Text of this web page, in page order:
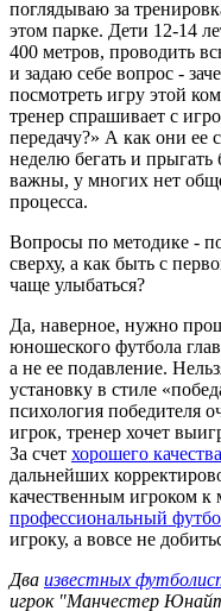
поглядываю за
этом парке. Дети 12-14
400 метров, проводить
и задаю себе вопрос -
посмотреть игру этой
тренер спрашивает с
передачу?» А как они ее
неделю бегать и
важны, у многих нет
процесса.
Вопросы по методике -
сверху, а как быть с
чаще улыбаться?
Да, наверное, нужно
юношеского футбола
а не ее подавление.
установку в стиле
психология победителя
игрок, тренер хочет
За счет хорошего качества
дальнейших
качественным игроком к
профессиональный
игроку, а вовсе не
Два известных
игрок "Манчестер